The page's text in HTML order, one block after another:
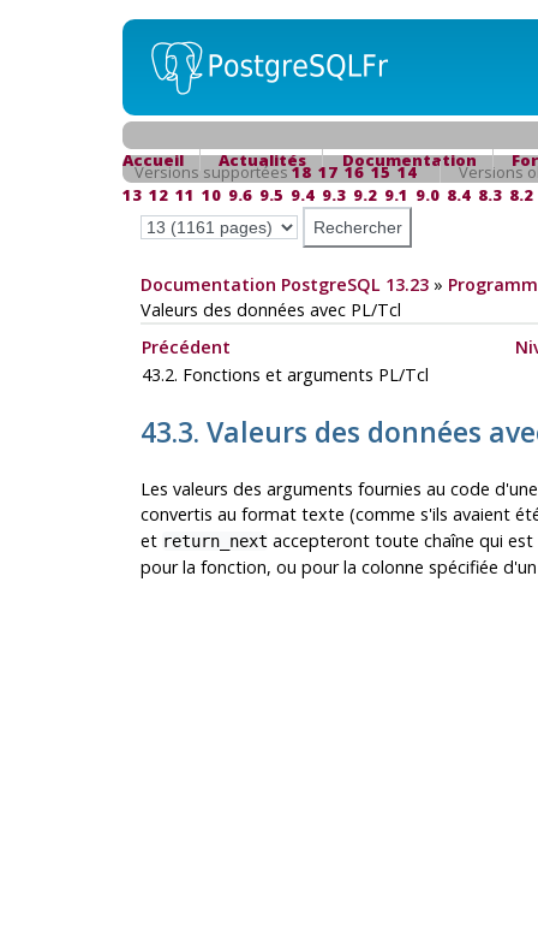
Accueil Actualités Documentation
Versions supportées18 17 16 15 14
Versions
13 12 11 10 9.6 9.5 9.4 9.3 9.2 9.1 9.0 8.4 8.3 8.2
Documentation PostgreSQL 13.23»
Valeurs des données avec PL/Tcl
Précédent
43.2. Fonctions et arguments PL/Tcl
43.3. Valeurs des données
Les valeurs des arguments fournies au code
convertis au format texte (comme s'ils avaient
et return_next accepteront toute chaîne qui
pour la fonction, ou pour la colonne spécifiée